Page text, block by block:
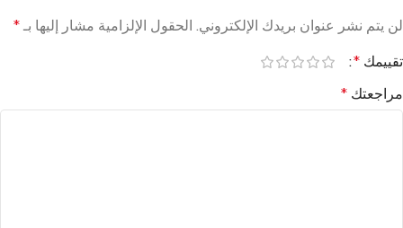
لن يتم نشر عنوان بريدك الإلكتروني. الحقول الإلزامية مشار إليها بـ *
تقييمك *
مراجعتك *